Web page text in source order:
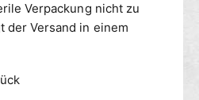
Verpackung nicht zu
der Versand in einem